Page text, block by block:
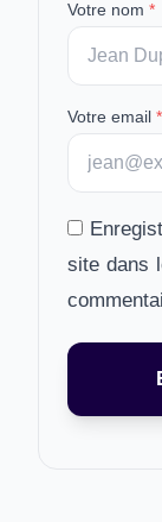
Votre nom *
Votre email *
site dans